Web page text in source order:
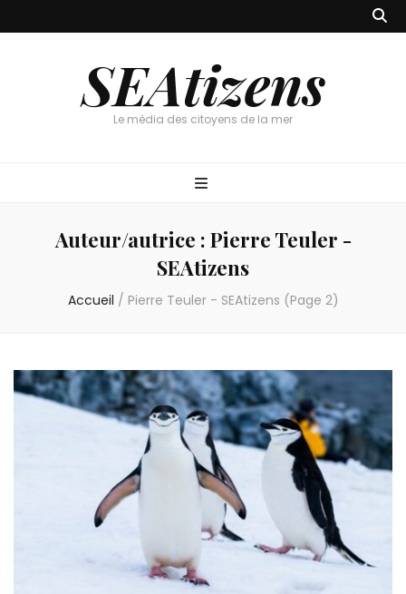
SEAtizens
Le média des citoyens de la mer
Auteur/autrice : Pierre Teuler -
SEAtizens
Accueil / Pierre Teuler - SEAtizens (Page 2)